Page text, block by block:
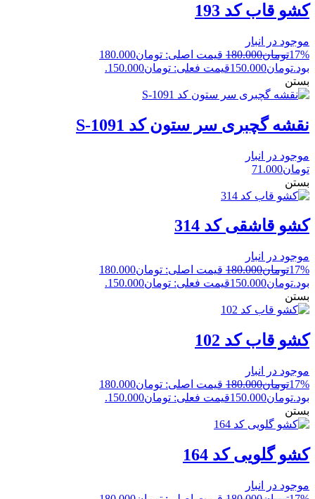
کشو قاب کد 193
موجود در انبار
17%تومان180.000
قیمت اصلی: تومان180.000
بود.تومان150.000قیمت فعلی: تومان150.000.
بستن
نقشه گچبری سر ستون کد S-1091
موجود در انبار
تومان71.000
بستن
کشو قاشقی کد 314
موجود در انبار
17%تومان180.000
قیمت اصلی: تومان180.000
بود.تومان150.000قیمت فعلی: تومان150.000.
بستن
کشو قاب کد 102
موجود در انبار
17%تومان180.000
قیمت اصلی: تومان180.000
بود.تومان150.000قیمت فعلی: تومان150.000.
بستن
کشو گلویی کد 164
موجود در انبار